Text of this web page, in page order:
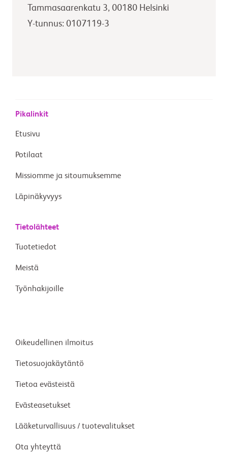
Tammasaarenkatu 3, 00180 Helsinki
Y-tunnus: 0107119-3
Pikalinkit
Etusivu
Potilaat
Missiomme ja sitoumuksemme
Läpinäkyvyys
Tietolähteet
Tuotetiedot
Meistä
Työnhakijoille
Oikeudellinen ilmoitus
Tietosuojakäytäntö
Tietoa evästeistä
Evästeasetukset
Lääketurvallisuus / tuotevalitukset
Ota yhteyttä